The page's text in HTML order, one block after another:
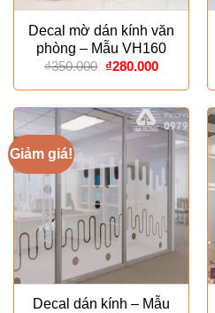
Decal mờ dán kính văn
phòng – Mẫu VH160
₫350.000 Giá
là:
₫350.000.
₫280.000Giá
tại
là:
₫280.000.
Giảm giá!
Decal dán kính – Mẫu